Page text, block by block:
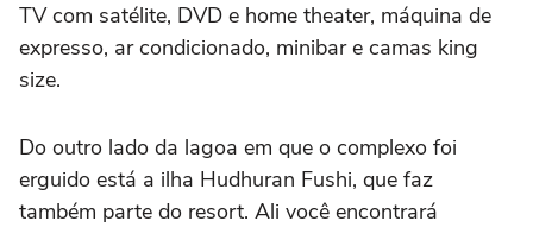
TV com satélite, DVD e home theater, máquina de
expresso, ar condicionado, minibar e camas king
size.
Do outro lado da lagoa em que o complexo foi
erguido está a ilha Hudhuran Fushi, que faz
também parte do resort. Ali você encontrará